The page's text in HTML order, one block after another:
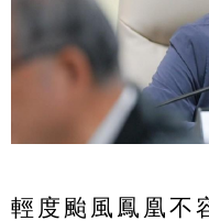
輕度颱風鳳凰不